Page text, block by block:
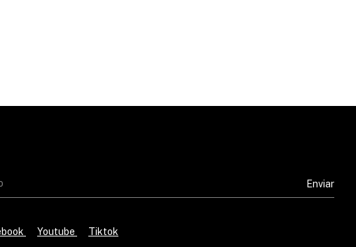
Youtube Tiktok